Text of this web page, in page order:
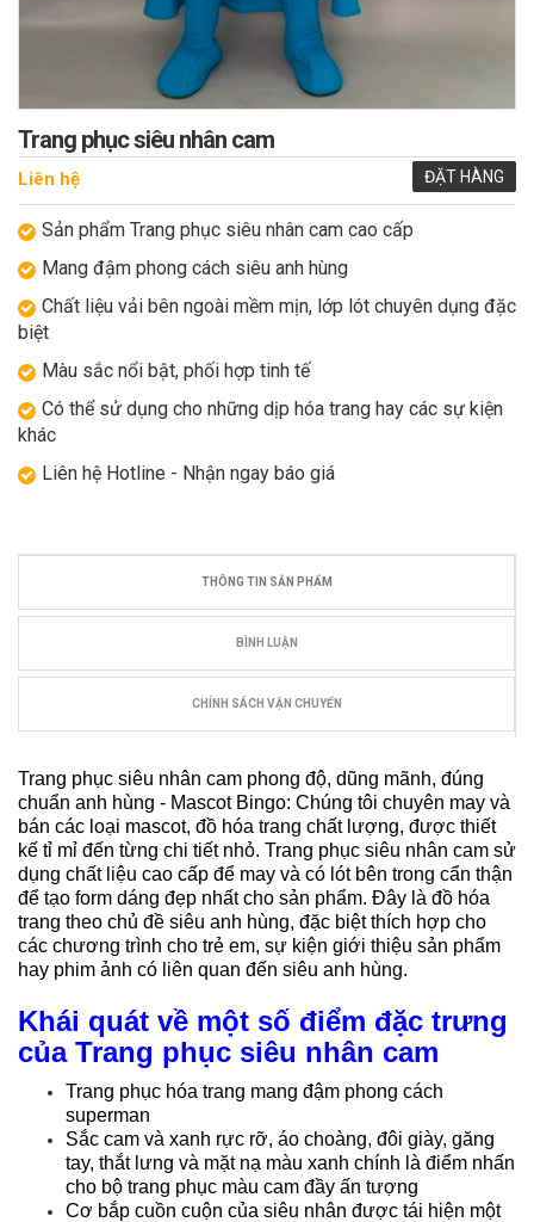
Trang phục siêu nhân cam
ĐẶT HÀNG
Liên hệ
Sản phẩm Trang phục siêu nhân cam cao cấp
Mang đậm phong cách siêu anh hùng
Chất liệu vải bên ngoài mềm mịn, lớp lót chuyên dụng đặc
biệt
Màu sắc nổi bật, phối hợp tinh tế
Có thể sử dụng cho những dịp hóa trang hay các sự kiện
khác
Liên hệ Hotline - Nhận ngay báo giá
THÔNG TIN SẢN PHẨM
BÌNH LUẬN
CHÍNH SÁCH VẬN CHUYỂN
Trang phục siêu nhân cam phong độ, dũng mãnh, đúng
chuẩn anh hùng - Mascot Bingo: Chúng tôi chuyên may và
bán các loại mascot, đồ hóa trang chất lượng, được thiết
kế tỉ mỉ đến từng chi tiết nhỏ. Trang phục siêu nhân cam sử
dụng chất liệu cao cấp để may và có lót bên trong cẩn thận
để tạo form dáng đẹp nhất cho sản phẩm. Đây là đồ hóa
trang theo chủ đề siêu anh hùng, đặc biệt thích hợp cho
các chương trình cho trẻ em, sự kiện giới thiệu sản phẩm
hay phim ảnh có liên quan đến siêu anh hùng.
Khái quát về một số điểm đặc trưng
của Trang phục siêu nhân cam
Trang phục hóa trang mang đậm phong cách
superman
Sắc cam và xanh rực rỡ, áo choàng, đôi giày, găng
tay, thắt lưng và mặt nạ màu xanh chính là điểm nhấn
cho bộ trang phục màu cam đầy ấn tượng
Cơ bắp cuồn cuộn của siêu nhân được tái hiện một